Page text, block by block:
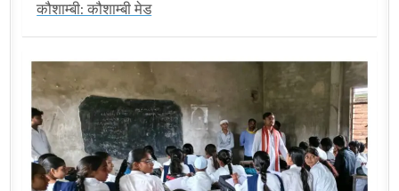
कौशाम्बी: कौशाम्बी मेड